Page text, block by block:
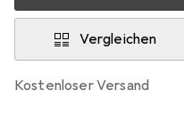
Vergleichen
kostenloser Versand